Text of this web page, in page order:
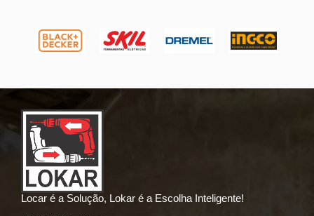
Locar é a Solução, Lokar é a Escolha Inteligente!